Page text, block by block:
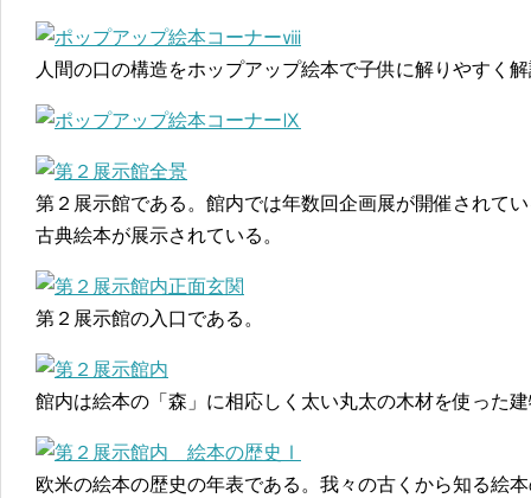
人間の口の構造をホップアップ絵本で子供に解りやすく
第２展示館である。館内では年数回企画展が開催されて
古典絵本が展示されている。
第２展示館の入口である。
館内は絵本の「森」に相応しく太い丸太の木材を使った
欧米の絵本の歴史の年表である。我々の古くから知る絵